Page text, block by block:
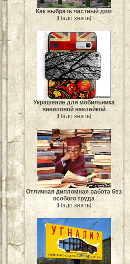
Как выбрать частный дом
[Надо знать]
Украшение для мобильника
виниловой наклейкой
[Надо знать]
Отличная дипломная работа без
особого труда
[Надо знать]